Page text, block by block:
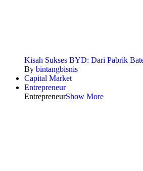
Kisah Sukses BYD: Dari Pabrik
By bintangbisnis
Capital Market
Entrepreneur
EntrepreneurShow More